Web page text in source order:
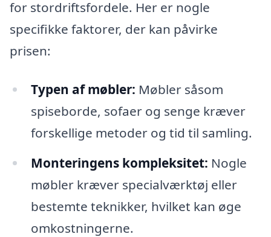
for stordriftsfordele. Her er nogle
specifikke faktorer, der kan påvirke
prisen:
Typen af møbler: Møbler såsom
spiseborde, sofaer og senge kræver
forskellige metoder og tid til samling.
Monteringens kompleksitet: Nogle
møbler kræver specialværktøj eller
bestemte teknikker, hvilket kan øge
omkostningerne.